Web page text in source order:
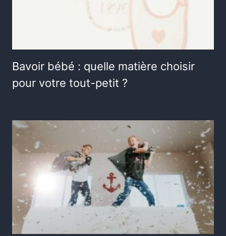
Bavoir bébé : quelle matière choisir
pour votre tout-petit ?